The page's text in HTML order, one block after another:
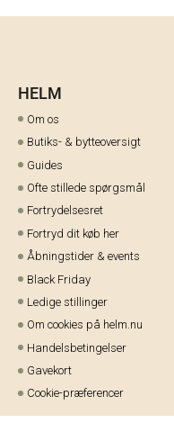
HELM
Om os
Butiks- & bytteoversigt
Guides
Ofte stillede spørgsmål
Fortrydelsesret
Fortryd dit køb her
Åbningstider & events
Black Friday
Ledige stillinger
Om cookies på helm.nu
Handelsbetingelser
Gavekort
Cookie-præferencer